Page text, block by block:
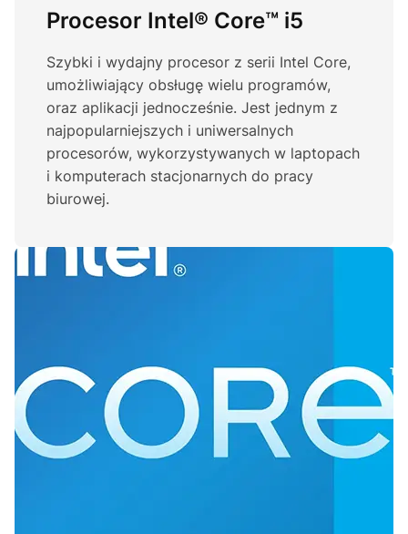
Procesor Intel® Core™ i5
Szybki i wydajny procesor z serii Intel Core,
umożliwiający obsługę wielu programów,
oraz aplikacji jednocześnie. Jest jednym z
najpopularniejszych i uniwersalnych
procesorów, wykorzystywanych w laptopach
i komputerach stacjonarnych do pracy
biurowej.